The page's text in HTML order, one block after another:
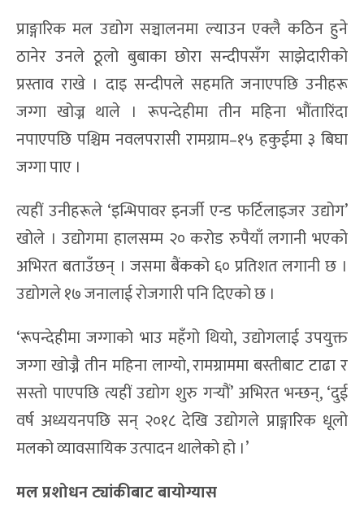
प्राङ्गारिक मल उद्योग सञ्चालनमा ल्याउन एक्लै कठिन हुने
ठानेर उनले ठूलो बुबाका छोरा सन्दीपसँग साझेदारीको
प्रस्ताव राखे । दाइ सन्दीपले सहमति जनाएपछि उनीहरू
जग्गा खोज्न थाले । रूपन्देहीमा तीन महिना भौंतारिंदा
नपाएपछि पश्चिम नवलपरासी रामग्राम–१५ हकुईमा ३ बिघा
जग्गा पाए ।
त्यहीं उनीहरूले ‘इन्भिपावर इनर्जी एन्ड फर्टिलाइजर उद्योग’
खोले । उद्योगमा हालसम्म २० करोड रुपैयाँ लगानी भएको
अभिरत बताउँछन् । जसमा बैंकको ६० प्रतिशत लगानी छ ।
उद्योगले १७ जनालाई रोजगारी पनि दिएको छ ।
‘रूपन्देहीमा जग्गाको भाउ महँगो थियो, उद्योगलाई उपयुक्त
जग्गा खोज्नै तीन महिना लाग्यो, रामग्राममा बस्तीबाट टाढा र
सस्तो पाएपछि त्यहीं उद्योग शुरु गर्‍यौं’ अभिरत भन्छन्, ‘दुई
वर्ष अध्ययनपछि सन् २०१८ देखि उद्योगले प्राङ्गारिक धूलो
मलको व्यावसायिक उत्पादन थालेको हो ।’
मल प्रशोधन ट्यांकीबाट बायोग्यास